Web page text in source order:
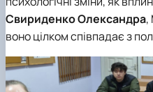
Свириденко Олександра,
воно цілком співпадає з